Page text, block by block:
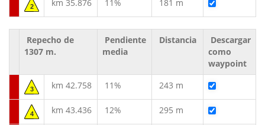
2 km 35.876 11% 181 m
Repecho de
1307 m.
Pendiente
media
Distancia
Descargar
como
waypoint
3 km 42.758 11% 243 m
4 km 43.436 12% 295 m